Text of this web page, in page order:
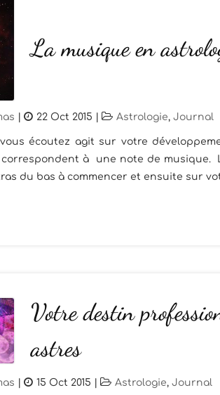
La musique en
22 Oct 2015 Astrologie, Journal
écoutez agit sur votre
correspondent à une note de musique.
du bas à commencer et ensuite sur
Votre destin
astres
15 Oct 2015 Astrologie, Journal